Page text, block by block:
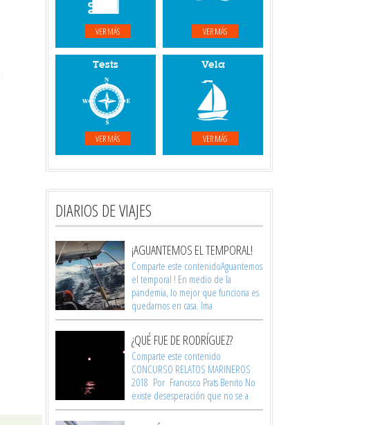
VER MÁS VER MÁS
Tests
VER MÁS
Vela
VER MÁS
DIARIOS DE VIAJES
¡AGUANTEMOS EL TEMPORAL!
Comparte este contenidoAguantemos
el temporal ! En medio de la
pandemia, lo mejor que funciona es
quedarnos en casa. Ima
¿QUÉ FUE DE RODRÍGUEZ?
Comparte este contenido
CONCURSO RELATOS MARINEROS
2018 Por Francisco Prats Benito No
existe desesperación que no se a